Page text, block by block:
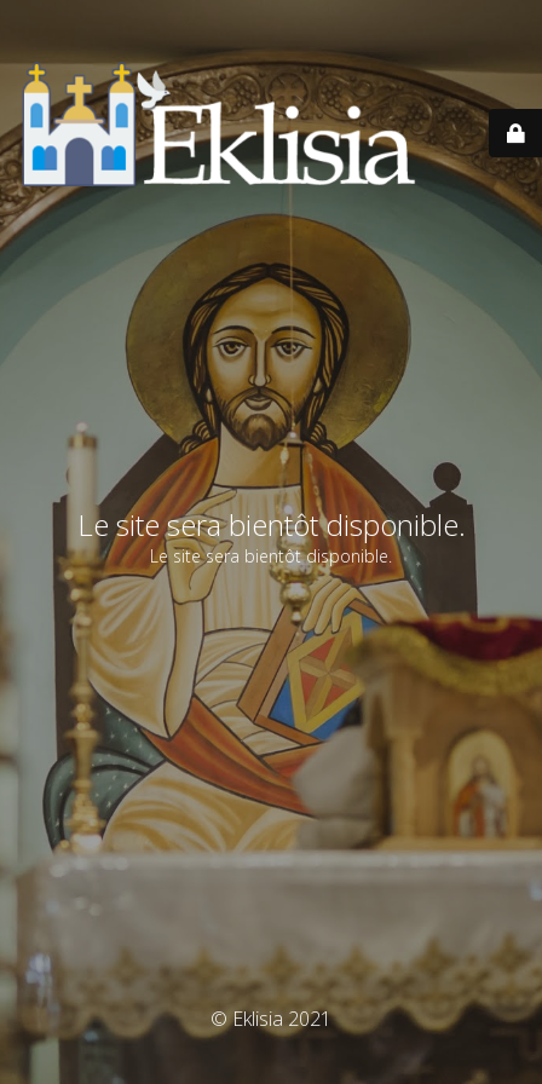
Le site sera bientôt disponible.
Le site sera bientôt disponible.
© Eklisia 2021